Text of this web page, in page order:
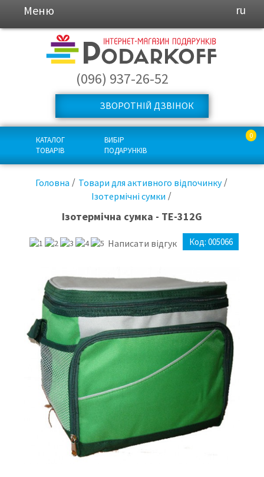
Меню ru
(096) 937-26-52
ЗВОРОТНІЙ ДЗВІНОК
КАТАЛОГ
ТОВАРІВ
ВИБІР
ПОДАРУНКІВ
0
Головна
Товари для активного відпочинку
Ізотермічні сумки
Ізотермічна сумка - TE-312G
Написати відгук Код: 005066